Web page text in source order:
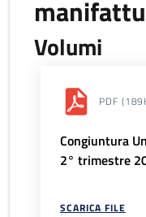
Volumi
PDF
Congiuntura
2° trimestre
SCARICA FILE